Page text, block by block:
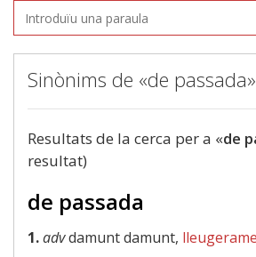
Sinònims de «de passada»
Resultats de la cerca per a «de
resultat)
de passada
1.advdamunt damunt,